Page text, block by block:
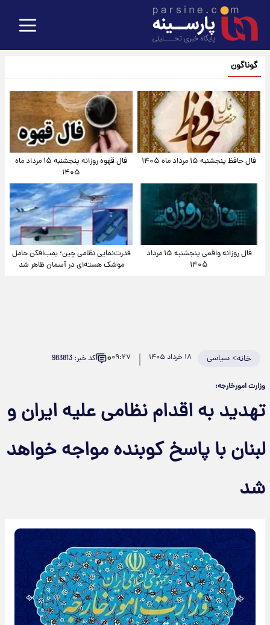
گوناگون
فال حافظ پنجشنبه ۱۵ مرداد ماه ۱۴۰۵
فال قهوه روزانه پنجشنبه ۱۵ مرداد ماه
۱۴۰۵
فال روزانه واقعی پنجشنبه ۱۵ مرداد
۱۴۰۵
قدرت‌نمایی نظامی چین؛ بمب‌افکن حامل
موشک هسته‌ای در آسمان ظاهر شد
خانه>سیاسی ۱۸ خرداد ۱۴۰۵ ۰۹:۲۷۰ کد خبر: 983813
وزارت امورخارجه:
تهدید به اقدام نظامی علیه ایران و
لبنان با پاسخ کوبنده مواجه خواهد
شد